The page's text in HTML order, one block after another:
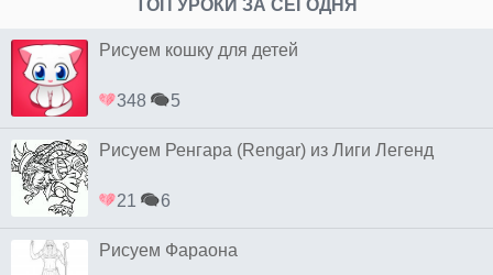
ТОП УРОКИ ЗА СЕГОДНЯ
Рисуем кошку для детей
348 5
Рисуем Ренгара (Rengar) из Лиги Легенд
21 6
Рисуем Фараона